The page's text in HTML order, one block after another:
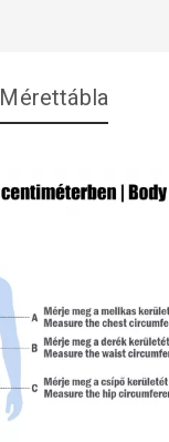
Mérettábla